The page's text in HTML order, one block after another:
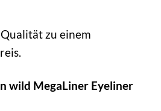
zu einem
wild MegaLiner Eyeliner